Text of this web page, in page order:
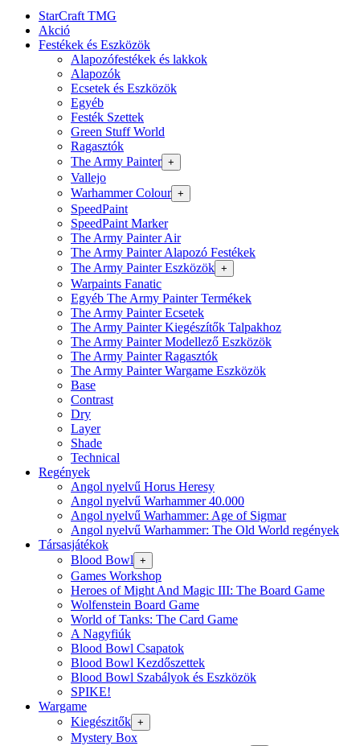
StarCraft TMG
Akció
Festékek és Eszközök
Alapozófestékek és lakkok
Alapozók
Ecsetek és Eszközök
Egyéb
Festék Szettek
Green Stuff World
Ragasztók
The Army Painter +
Vallejo
Warhammer Colour +
SpeedPaint
SpeedPaint Marker
The Army Painter Air
The Army Painter Alapozó Festékek
The Army Painter Eszközök +
Warpaints Fanatic
Egyéb The Army Painter Termékek
The Army Painter Ecsetek
The Army Painter Kiegészítők Talpakhoz
The Army Painter Modellező Eszközök
The Army Painter Ragasztók
The Army Painter Wargame Eszközök
Base
Contrast
Dry
Layer
Shade
Technical
Regények
Angol nyelvű Horus Heresy
Angol nyelvű Warhammer 40.000
Angol nyelvű Warhammer: Age of Sigmar
Angol nyelvű Warhammer: The Old World regények
Társasjátékok
Blood Bowl +
Games Workshop
Heroes of Might And Magic III: The Board Game
Wolfenstein Board Game
World of Tanks: The Card Game
A Nagyfiúk
Blood Bowl Csapatok
Blood Bowl Kezdőszettek
Blood Bowl Szabályok és Eszközök
SPIKE!
Wargame
Kiegészitők +
Mystery Box